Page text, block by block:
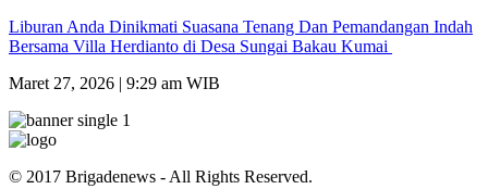
Liburan Anda Dinikmati Suasana Tenang Dan Pemandangan Indah
Bersama Villa Herdianto di Desa Sungai Bakau Kumai
Maret 27, 2026 | 9:29 am WIB
© 2017 Brigadenews - All Rights Reserved.